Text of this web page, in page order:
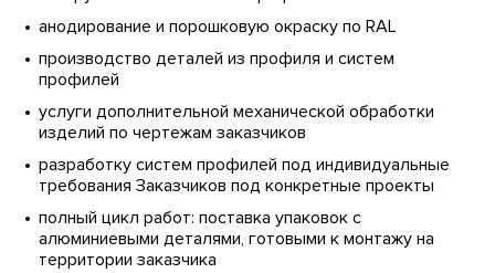
анодирование и порошковую окраску по RAL
производство деталей из профиля и систем
профилей
услуги дополнительной механической обработки
изделий по чертежам заказчиков
разработку систем профилей под индивидуальные
требования Заказчиков под конкретные проекты
полный цикл работ: поставка упаковок с
алюминиевыми деталями, готовыми к монтажу на
территории заказчика